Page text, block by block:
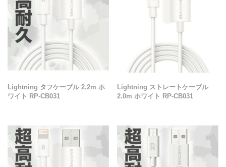
Lightning タフケーブル 2.2m ホ
ワイト RP-CB031
Lightning ストレートケーブル
2.0m ホワイト RP-CB031